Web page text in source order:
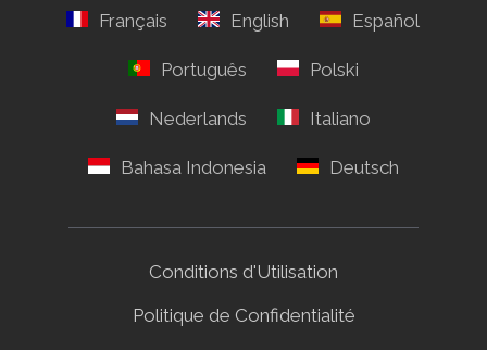
Conditions d'Utilisation
Politique de Confidentialité